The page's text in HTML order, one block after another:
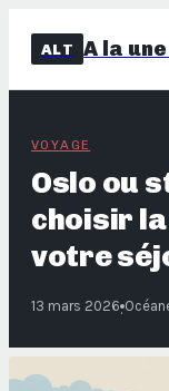
ALT A la
VOYAGE
Oslo ou
choisir
votre
13 mars 2026·